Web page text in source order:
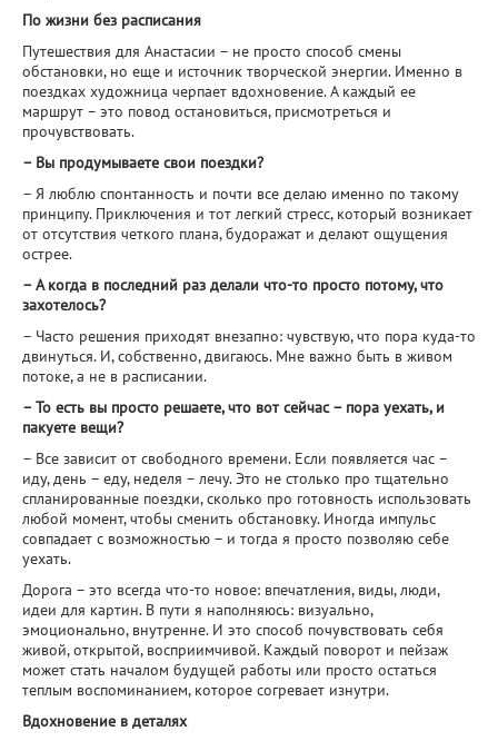
По жизни без расписания
Путешествия для Анастасии – не просто способ смены
обстановки, но еще и источник творческой энергии. Именно в
поездках художница черпает вдохновение. А каждый ее
маршрут – это повод остановиться, присмотреться и
прочувствовать.
– Вы продумываете свои поездки?
– Я люблю спонтанность и почти все делаю именно по такому
принципу. Приключения и тот легкий стресс, который возникает
от отсутствия четкого плана, будоражат и делают ощущения
острее.
– А когда в последний раз делали что-то просто потому, что
захотелось?
– Часто решения приходят внезапно: чувствую, что пора куда-то
двинуться. И, собственно, двигаюсь. Мне важно быть в живом
потоке, а не в расписании.
– То есть вы просто решаете, что вот сейчас – пора уехать, и
пакуете вещи?
– Все зависит от свободного времени. Если появляется час –
иду, день – еду, неделя – лечу. Это не столько про тщательно
спланированные поездки, сколько про готовность использовать
любой момент, чтобы сменить обстановку. Иногда импульс
совпадает с возможностью – и тогда я просто позволяю себе
уехать.
Дорога – это всегда что-то новое: впечатления, виды, люди,
идеи для картин. В пути я наполняюсь: визуально,
эмоционально, внутренне. И это способ почувствовать себя
живой, открытой, восприимчивой. Каждый поворот и пейзаж
может стать началом будущей работы или просто остаться
теплым воспоминанием, которое согревает изнутри.
Вдохновение в деталях